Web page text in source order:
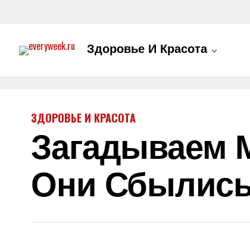
Здоровье И Красота
ЗДОРОВЬЕ И КРАСОТА
Загадываем
Они